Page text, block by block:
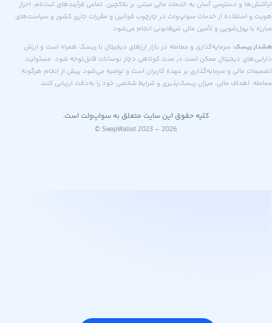
و دسترسی آسان به خدمات مالی مبتنی بر بلاکچین. تمامی فرآیندهای ثبت‌نام، احراز
از خدمات سواپ‌ولت در چارچوب قوانین و مقررات جاری کشور و سیاست‌های
پول‌شویی و تأمین مالی غیرقانونی انجام می‌شود.
سرمایه‌گذاری و معامله در بازار ارزهای دیجیتال با ریسک همراه است و ارزش
دیجیتال ممکن است در مدت کوتاهی دچار نوسانات قابل‌توجه شود. مسئولیت
مالی و سرمایه‌گذاری بر عهده کاربران است و توصیه می‌شود پیش از انجام هرگونه
اهداف مالی، میزان ریسک‌پذیری و شرایط شخصی خود را به‌دقت ارزیابی کنند.
کلیه حقوق این سایت متعلق به سواپ‌ولت است.
© SwapWallet 2023 – 2026